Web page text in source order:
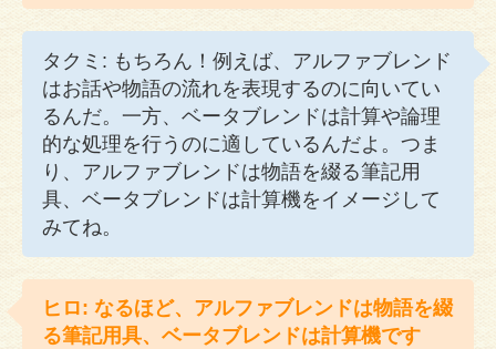
タクミ: もちろん！例えば、アルファブレンド
はお話や物語の流れを表現するのに向いてい
るんだ。一方、ベータブレンドは計算や論理
的な処理を行うのに適しているんだよ。つま
り、アルファブレンドは物語を綴る筆記用
具、ベータブレンドは計算機をイメージして
みてね。
ヒロ: なるほど、アルファブレンドは物語を綴
る筆記用具、ベータブレンドは計算機です